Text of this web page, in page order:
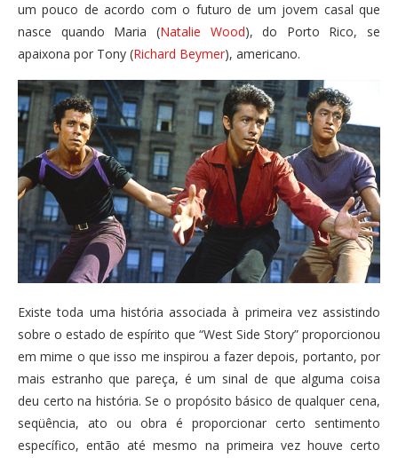
um pouco de acordo com o futuro de um jovem casal que
nasce quando Maria (Natalie Wood), do Porto Rico, se
apaixona por Tony (Richard Beymer), americano.
Existe toda uma história associada à primeira vez assistindo
sobre o estado de espírito que “West Side Story” proporcionou
em mime o que isso me inspirou a fazer depois, portanto, por
mais estranho que pareça, é um sinal de que alguma coisa
deu certo na história. Se o propósito básico de qualquer cena,
seqüência, ato ou obra é proporcionar certo sentimento
específico, então até mesmo na primeira vez houve certo